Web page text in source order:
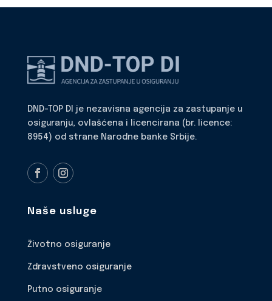
DND-TOP DI je nezavisna agencija za zastupanje u
osiguranju, ovlašćena i licencirana (br. licence:
8954) od strane Narodne banke Srbije.
Naše usluge
Životno osiguranje
Zdravstveno osiguranje
Putno osiguranje